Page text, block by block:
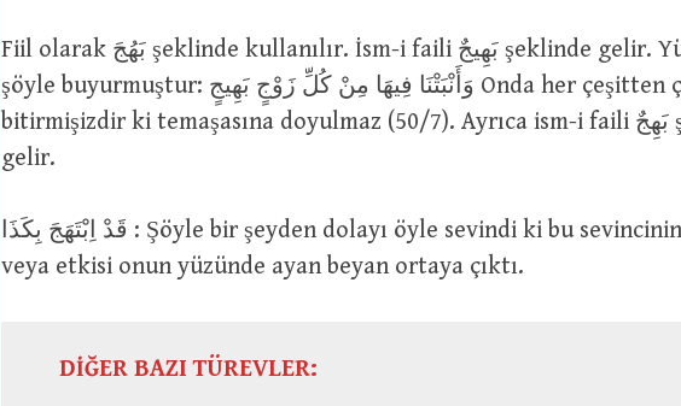
Fiil olarak بَهُجَ şeklinde kullanılır. İsm-i faili بَهِيجٌ şeklinde gelir. Yüce Allah
şöyle buyurmuştur: وَأَنْبَتْنَا فِيهَا مِنْ كُلِّ زَوْجٍ بَهِيجٍ Onda her çeşitten çiftler
bitirmişizdir ki temaşasına doyulmaz (50/7). Ayrıca ism-i faili بَهِجٌ şeklinde de
gelir.
قَدْ اِبْتَهَجَ بِكَذَا : Şöyle bir şeyden dolayı öyle sevindi ki bu sevincinin esiri, izi
veya etkisi onun yüzünde ayan beyan ortaya çıktı.
DİĞER BAZI TÜREVLER: